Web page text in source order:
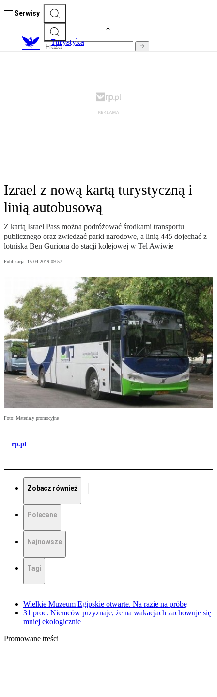
Serwisy
Turystyka
Izrael z nową kartą turystyczną i
linią autobusową
Z kartą Israel Pass można podróżować środkami transportu
publicznego oraz zwiedzać parki narodowe, a linią 445 dojechać z
lotniska Ben Guriona do stacji kolejowej w Tel Awiwie
Publikacja: 15.04.2019 09:57
Foto: Materiały promocyjne
rp.pl
Zobacz również
Polecane
Najnowsze
Tagi
Wielkie Muzeum Egipskie otwarte. Na razie na próbę
31 proc. Niemców przyznaje, że na wakacjach zachowuje się
mniej ekologicznie
Promowane treści